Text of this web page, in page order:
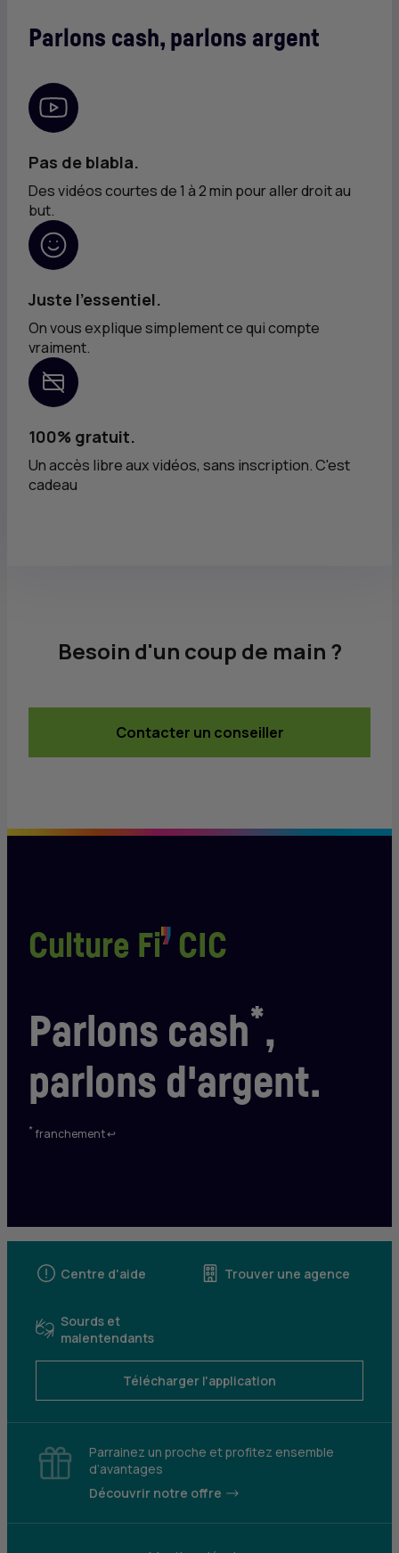
Parlons cash, parlons argent
Pas de blabla.
Des vidéos courtes de 1 à 2 min pour aller droit au
but.
Juste l’essentiel.
On vous explique simplement ce qui compte
vraiment.
100% gratuit.
Un accès libre aux vidéos, sans inscription. C'est
cadeau
Besoin d'un coup de main ?
Contacter un conseiller
Culture Fi CIC
Parlons cash*,
parlons d'argent.
* franchement↩Retour au renvoi *
Centre d'aide Trouver une agence
Sourds et
malentendants
Télécharger l'application
Parrainez un proche et profitez ensemble
d’avantages
Découvrir notre offre